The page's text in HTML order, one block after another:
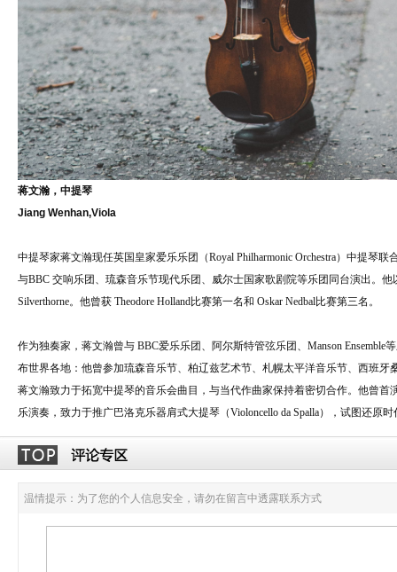
蒋文瀚，中提琴
Jiang Wenhan,Viola
中提琴家蒋文瀚现任英国皇家爱乐乐团（Royal Philharmonic Orchestra）中提琴
与BBC 交响乐团、琉森音乐节现代乐团、威尔士国家歌剧院等乐团同台演出。
Silverthorne。他曾获 Theodore Holland比赛第一名和 Oskar Nedbal比赛第三名。
作为独奏家，蒋文瀚曾与 BBC爱乐乐团、阿尔斯特管弦乐团、Manson
布世界各地：他曾参加琉森音乐节、柏辽兹艺术节、札幌太平洋音乐节、西班
蒋文瀚致力于拓宽中提琴的音乐会曲目，与当代作曲家保持着密切合作。他曾首
乐演奏，致力于推广巴洛克乐器肩式大提琴（Violoncello da Spalla），试图还原
温情提示：为了您的个人信息安全，请勿在留言中透露联系方式